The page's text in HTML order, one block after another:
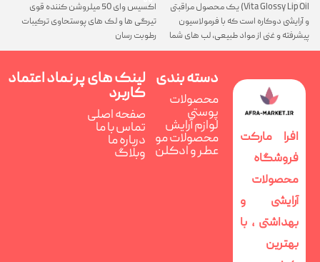
Vita Glossy Lip Oil) یک محصول مراقبتی
و آرایشی دوکاره است که با فرمولاسیون
پیشرفته و غنی از مواد طبیعی، لب های شما
را همزمان ترمیم، تغذیه و فوق العاده
اکسیس وای 50 میلروشن کننده قوی
تیرگی ها و لک های پوستحاوی ترکیبات
رطوبت رسان
افرا مارکت
فروشگاه
محصولات
آرایشی و
بهداشتی ، با
بهترین
دسته بندی
محصولات
پوستی
لوازم آرایش
محصولات مو
عطر و ادکلن
لینک های پر
کاربرد
صفحه اصلی
تماس با ما
درباره ما
وبلاگ
نماد اعتماد